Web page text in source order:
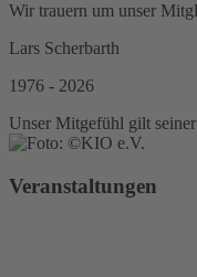
Wir trauern um unser
Lars Scherbarth
1976 - 2026
Unser Mitgefühl gilt
Veranstaltungen